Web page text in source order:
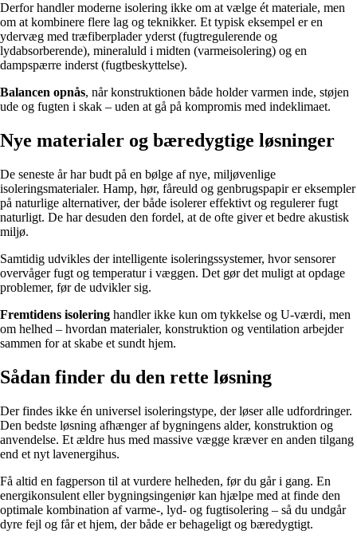
Derfor handler moderne isolering ikke om at vælge ét materiale, men
om at kombinere flere lag og teknikker. Et typisk eksempel er en
ydervæg med træfiberplader yderst (fugtregulerende og
lydabsorberende), mineraluld i midten (varmeisolering) og en
dampspærre inderst (fugtbeskyttelse).
Balancen opnås, når konstruktionen både holder varmen inde, støjen
ude og fugten i skak – uden at gå på kompromis med indeklimaet.
Nye materialer og bæredygtige løsninger
De seneste år har budt på en bølge af nye, miljøvenlige
isoleringsmaterialer. Hamp, hør, fåreuld og genbrugspapir er eksempler
på naturlige alternativer, der både isolerer effektivt og regulerer fugt
naturligt. De har desuden den fordel, at de ofte giver et bedre akustisk
miljø.
Samtidig udvikles der intelligente isoleringssystemer, hvor sensorer
overvåger fugt og temperatur i væggen. Det gør det muligt at opdage
problemer, før de udvikler sig.
Fremtidens isolering handler ikke kun om tykkelse og U-værdi, men
om helhed – hvordan materialer, konstruktion og ventilation arbejder
sammen for at skabe et sundt hjem.
Sådan finder du den rette løsning
Der findes ikke én universel isoleringstype, der løser alle udfordringer.
Den bedste løsning afhænger af bygningens alder, konstruktion og
anvendelse. Et ældre hus med massive vægge kræver en anden tilgang
end et nyt lavenergihus.
Få altid en fagperson til at vurdere helheden, før du går i gang. En
energikonsulent eller bygningsingeniør kan hjælpe med at finde den
optimale kombination af varme-, lyd- og fugtisolering – så du undgår
dyre fejl og får et hjem, der både er behageligt og bæredygtigt.